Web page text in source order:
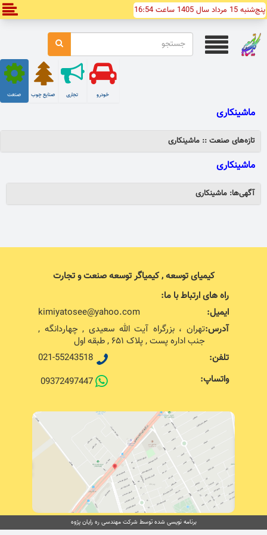
پنج‌شنبه 15 مرداد سال 1405 ساعت 16:54
صنعت صنایع چوب تجاری خودرو
ماشینکاری
تازه‌های صنعت :: ماشینکاری
ماشینکاری
آگهی‌ها: ماشینکاری
کیمیای توسعه , کیمیاگر توسعه صنعت و تجارت
راه های ارتباط با ما:
ایمیل:
kimiyatosee@yahoo.com
آدرس:تهران ، بزرگراه آیت الله سعیدی , چهاردانگه ,
جنب اداره پست , پلاک ۶۵۱ , طبقه اول
تلفن:
021-55243518
واتساپ:
09372497447
برنامه نویسی شده توسط شرکت مهندسی ره رایان پژوه